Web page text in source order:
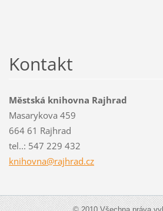
Kontakt
Městská knihovna Rajhrad
Masarykova 459
664 61 Rajhrad
tel..: 547 229 432
knihovna@rajhrad.cz